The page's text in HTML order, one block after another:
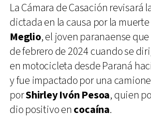
La Cámara de Casación revisará
dictada en la causa por la
Meglio, el joven paranaense que
de febrero de 2024 cuando se
en motocicleta desde Paraná
y fue impactado por una
porShirley Ivón Pesoa, quien
dio positivo en cocaína.